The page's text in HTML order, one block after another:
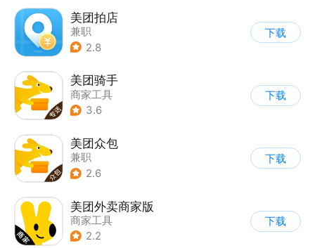
美团拍店
兼职
2.8
下载
美团骑手
商家工具
3.6
下载
美团众包
兼职
2.6
下载
美团外卖商家版
商家工具
2.2
下载